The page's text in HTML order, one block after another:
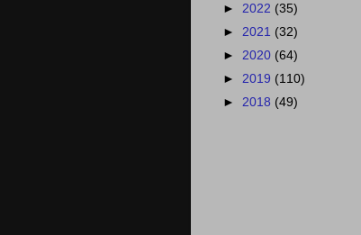
► 2022 (35)
► 2021 (32)
► 2020 (64)
► 2019 (110)
► 2018 (49)